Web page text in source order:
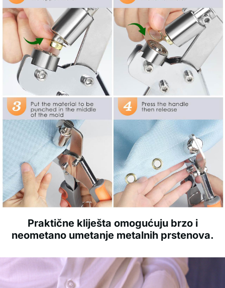
Praktične kliješta omogućuju brzo i
neometano umetanje metalnih prstenova.